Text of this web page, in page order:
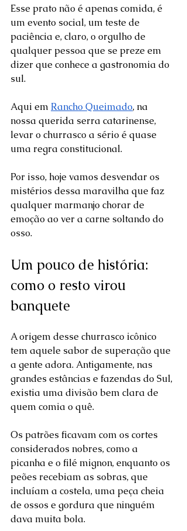
Esse prato não é apenas comida, é
um evento social, um teste de
paciência e, claro, o orgulho de
qualquer pessoa que se preze em
dizer que conhece a gastronomia do
sul.
Aqui em Rancho Queimado, na
nossa querida serra catarinense,
levar o churrasco a sério é quase
uma regra constitucional.
Por isso, hoje vamos desvendar os
mistérios dessa maravilha que faz
qualquer marmanjo chorar de
emoção ao ver a carne soltando do
osso.
Um pouco de história:
como o resto virou
banquete
A origem desse churrasco icônico
tem aquele sabor de superação que
a gente adora. Antigamente, nas
grandes estâncias e fazendas do Sul,
existia uma divisão bem clara de
quem comia o quê.
Os patrões ficavam com os cortes
considerados nobres, como a
picanha e o filé mignon, enquanto os
peões recebiam as sobras, que
incluíam a costela, uma peça cheia
de ossos e gordura que ninguém
dava muita bola.